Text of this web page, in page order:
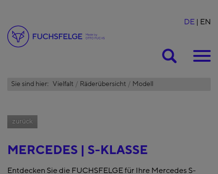
DE EN
Sie sind hier: Vielfalt Räderübersicht Modell
zurück
MERCEDES | S-KLASSE
Entdecken Sie die FUCHSFELGE für Ihre Mercedes S-